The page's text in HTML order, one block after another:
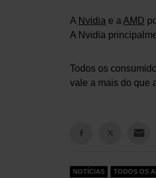
A Nvidia e aAMD
A Nvidia
Todos os
vale a mais do que
NOTÍCIAS TODOS OS